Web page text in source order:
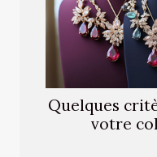
Quelques
votre